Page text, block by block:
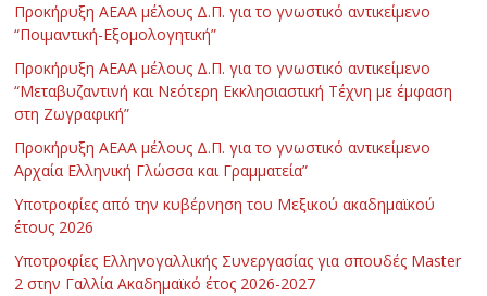
Προκήρυξη ΑΕΑΑ μέλους Δ.Π. για το γνωστικό αντικείμενο
“Ποιμαντική-Εξομολογητική”
Προκήρυξη ΑΕΑΑ μέλους Δ.Π. για το γνωστικό αντικείμενο
“Μεταβυζαντινή και Νεότερη Εκκλησιαστική Τέχνη με έμφαση
στη Ζωγραφική”
Προκήρυξη ΑΕΑΑ μέλους Δ.Π. για το γνωστικό αντικείμενο
Αρχαία Ελληνική Γλώσσα και Γραμματεία”
Υποτροφίες από την κυβέρνηση του Μεξικού ακαδημαϊκού
έτους 2026
Υποτροφίες Ελληνογαλλικής Συνεργασίας για σπουδές Master
2 στην Γαλλία Ακαδημαϊκό έτος 2026-2027